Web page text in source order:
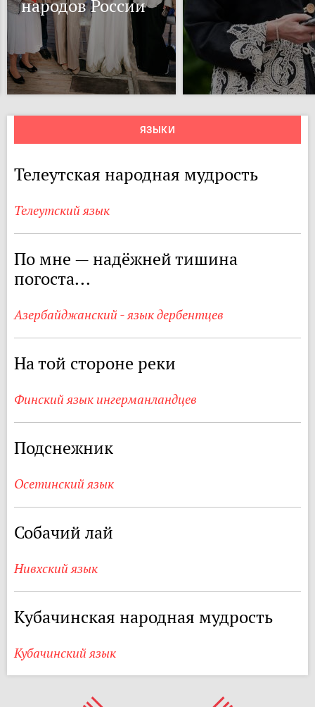
народов России
ЯЗЫКИ
Телеутская народная мудрость
Телеутский язык
По мне — надёжней тишина
погоста...
Азербайджанский - язык дербентцев
На той стороне реки
Финский язык ингерманландцев
Подснежник
Осетинский язык
Собачий лай
Нивхский язык
Кубачинская народная мудрость
Кубачинский язык